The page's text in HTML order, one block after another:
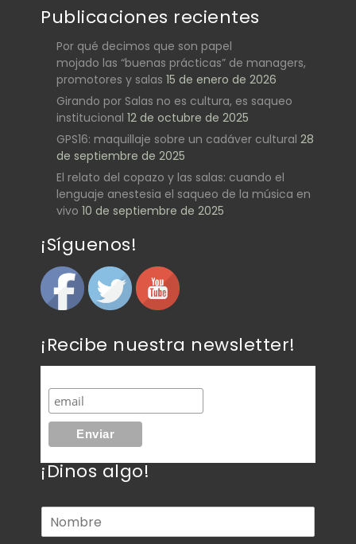
Publicaciones recientes
Por qué decimos que son papel
mojado las “buenas prácticas” de managers,
promotores y salas 15 de enero de 2026
Girando por Salas no es cultura, es saqueo
institucional 12 de octubre de 2025
GPS16: maquillaje sobre un cadáver cultural 28
de septiembre de 2025
El relato del copazo y las salas: cuando el
lenguaje anestesia el saqueo de la música en
vivo 10 de septiembre de 2025
¡Síguenos!
¡Recibe nuestra newsletter!
¡Dinos algo!
N